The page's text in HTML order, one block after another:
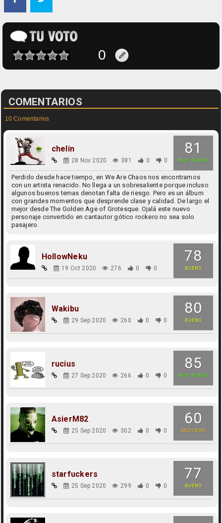
COMENTARIOS
10 Comentarios
81
MUY BUENO
chelin
28 Nov 2020 381 0 0
Perdido desde hace tiempo, en We Are Chaos nos encontramos
con un artista renacido. No llega a un sobresaliente porque incluso
algunos buenos temas denotan falta de riesgo. Pero es un álbum
con grandes momentos que desprende clase y calidad. De largo el
mejor desde The Golden Age of Grotesque. Ojalá este nuevo
personaje convertido en cantautor gótico rockero no sea solo
pasajero.
78
BUENO
HollowNeku
19 Oct 2020 276 0 0
80
BUENO
Wakibu
29 Sep 2020 260 0 0
85
MUY BUENO
rucius
27 Sep 2020 266 0 0
60
MEDIOCRE
AsierM82
25 Sep 2020 302 0 0
77
BUENO
starfuckers
25 Sep 2020 299 0 0